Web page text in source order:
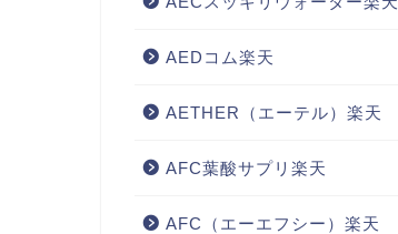
AEDコム楽天
AETHER（エーテル）楽天
AFC葉酸サプリ楽天
AFC（エーエフシー）楽天